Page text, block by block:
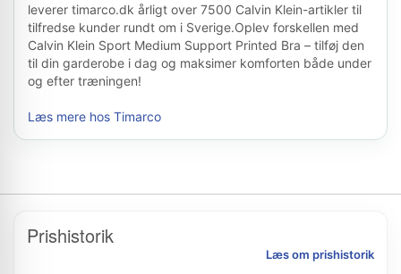
leverer timarco.dk årligt over 7500 Calvin Klein-artikler til
tilfredse kunder rundt om i Sverige.Oplev forskellen med
Calvin Klein Sport Medium Support Printed Bra – tilføj den
til din garderobe i dag og maksimer komforten både under
og efter træningen!
Læs mere hos Timarco
Prishistorik
Læs om prishistorik